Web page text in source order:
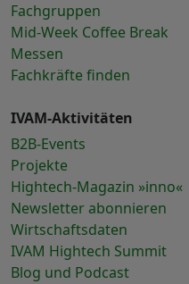
Fachgruppen
Mid-Week Coffee Break
Messen
Fachkräfte finden
IVAM-Aktivitäten
B2B-Events
Projekte
Hightech-Magazin »inno«
Newsletter abonnieren
Wirtschaftsdaten
IVAM Hightech Summit
Blog und Podcast